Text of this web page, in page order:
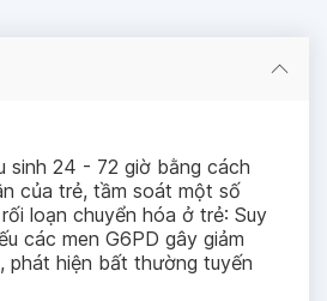
sinh 24 - 72 giờ bằng cách
của trẻ, tầm soát một số
loạn chuyển hóa ở trẻ: Suy
các men G6PD gây giảm
phát hiện bất thường tuyến